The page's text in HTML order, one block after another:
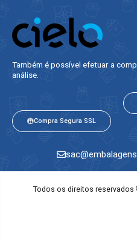
Também é possível efetuar a
análise.​
Compra Segura SSL
Todos os direitos reservados